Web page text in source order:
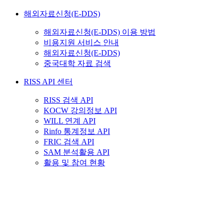
해외자료신청(E-DDS)
해외자료신청(E-DDS) 이용 방법
비용지원 서비스 안내
해외자료신청(E-DDS)
중국대학 자료 검색
RISS API 센터
RISS 검색 API
KOCW 강의정보 API
WILL 연계 API
Rinfo 통계정보 API
FRIC 검색 API
SAM 분석활용 API
활용 및 참여 현황